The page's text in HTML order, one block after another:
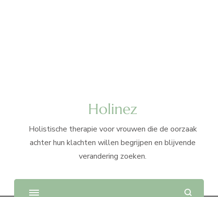
Holinez
Holistische therapie voor vrouwen die de oorzaak
achter hun klachten willen begrijpen en blijvende
verandering zoeken.